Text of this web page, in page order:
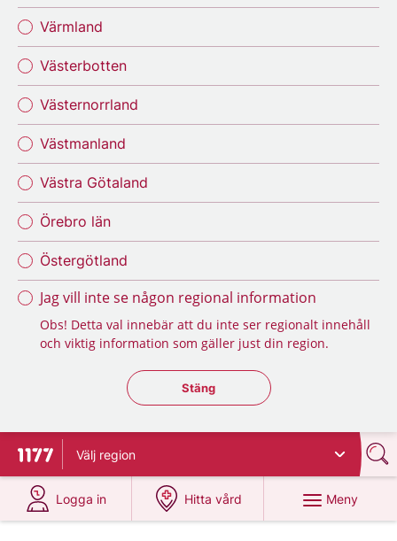
Värmland
Västerbotten
Västernorrland
Västmanland
Västra Götaland
Örebro län
Östergötland
Jag vill inte se någon regional information
Obs! Detta val innebär att du inte ser regionalt innehåll
och viktig information som gäller just din region.
Stäng regionsväljaren
Stäng
Till startsidan för 1177
Välj region
Logga in
på 1177.se
Hitta vård
på 1177.se
Meny